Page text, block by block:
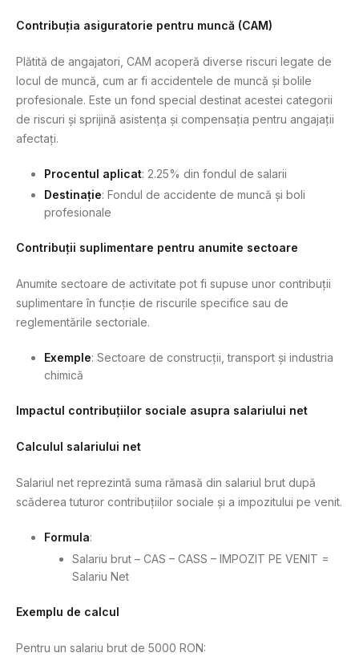
Contribuția asiguratorie pentru muncă (CAM)
Plătită de angajatori, CAM acoperă diverse riscuri legate de
locul de muncă, cum ar fi accidentele de muncă și bolile
profesionale. Este un fond special destinat acestei categorii
de riscuri și sprijină asistența și compensația pentru angajații
afectați.
Procentul aplicat: 2.25% din fondul de salarii
Destinație: Fondul de accidente de muncă și boli
profesionale
Contribuții suplimentare pentru anumite sectoare
Anumite sectoare de activitate pot fi supuse unor contribuții
suplimentare în funcție de riscurile specifice sau de
reglementările sectoriale.
Exemple: Sectoare de construcții, transport și industria
chimică
Impactul contribuțiilor sociale asupra salariului net
Calculul salariului net
Salariul net reprezintă suma rămasă din salariul brut după
scăderea tuturor contribuțiilor sociale și a impozitului pe venit.
Formula:
Salariu brut – CAS – CASS – IMPOZIT PE VENIT =
Salariu Net
Exemplu de calcul
Pentru un salariu brut de 5000 RON: